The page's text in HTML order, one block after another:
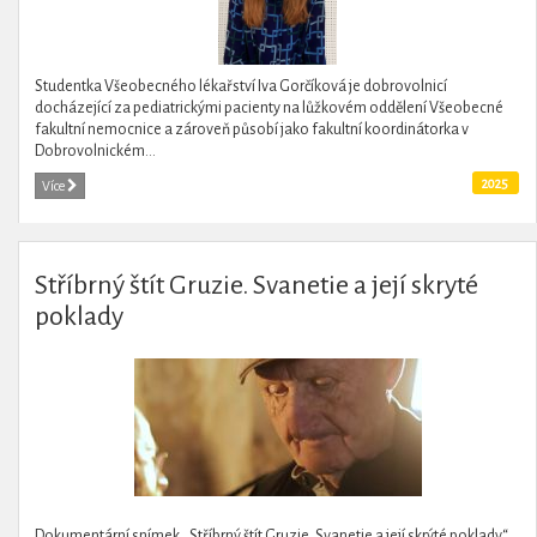
Studentka Všeobecného lékařství Iva Gorčíková je dobrovolnicí
docházející za pediatrickými pacienty na lůžkovém oddělení Všeobecné
fakultní nemocnice a zároveň působí jako fakultní koordinátorka v
Dobrovolnickém...
Více 2025
Stříbrný štít Gruzie. Svanetie a její skryté
poklady